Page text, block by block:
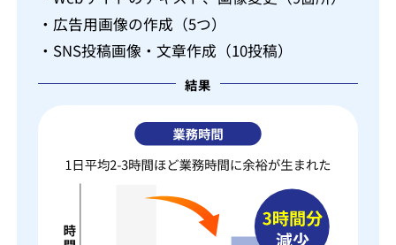
・広告用画像の作成（5つ）
・SNS投稿画像・文章作成（10投稿）
結果